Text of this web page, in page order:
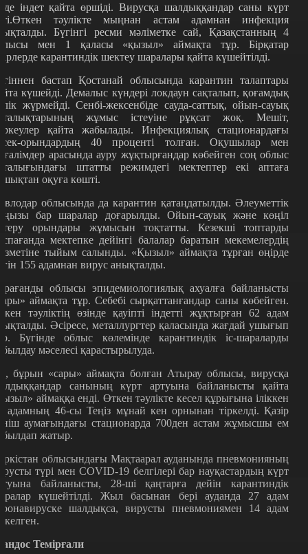
індет қайта өршіді. Вирусқа шалдыққандар саны күрт
тәулікте мыңнан астам адамнан инфекция
Бүгінгі ресми мәліметке сай, Қазақстанның 4
мен 1 қаласы «қызыл» аймақта тұр. Бірқатар
карантиндік шектеу шаралары қайта күшейтілді.
бастап Қостанай облысында карантин талаптары
күшейді. Демалыс күндері локдаун сақталып, қоғамдық
жүрмейді. Сенбі-жексенбіде сауда-саттық, ойын-сауық
жұмыс істеуіне рұқсат жоқ. Мешіт,
қайта жабылады. Инфекциялық стационардағы
орындардың 40 проценті толған. Оқушылар мен
арасында ауру жұқтырғандар көбейген соң облыс
штатты режимдегі мектептер екі аптаға
оқуға көшті.
облысында да карантин қатаңдатылды. Әлеуметтік
бар шаралар доғарылды. Ойын-сауық және көңіл
орындары жұмысын тоқтатты. Кезекші топтарды
мектепке дейінгі балалар баратын мекемелердің
тыйым салынды. «Қызыл» аймақта тұрған өңірде
155 адамнан вирус анықталды.
облысы эпидемиологиялық ахуалға байланысты
аймақта тұр. Себебі сырқаттанғандар саны көбейген.
тәуліктің өзінде қауіпті індетті жұқтырған 62 адам
Әсіресе, металлургтер қаласында жағдай ушығып
Бүгінде облыс көлемінде карантиндік іс-шараларды
мәселесі қарастырылуда.
бұрын «сары» аймақта болған Атырау облысы, вирусқа
санының күрт артуына байланысты қайта
аймаққа енді. Өткен тәулікте кесел құрығына іліккен
адамның 46-сы Теңіз мұнай кен орнынан тіркелді. Қазір
аумағындағы стационарда 700ден астам жұмысшы ем
жатыр.
облысындағы Мақтаарал ауданында пневмонияның
түрі мен COVID-19 белгілері бар науқастардың күрт
байланысты, 28-ші қаңтарға дейін карантиндік
күшейтілді. Жыл басынан бері ауданда 27 адам
шалдықса, вирусты пневмониямен 14 адам
Темірғали